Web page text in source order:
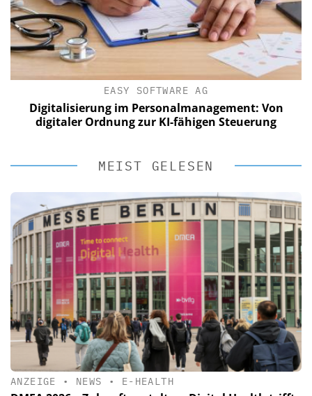
EASY SOFTWARE AG
Digitalisierung im Personalmanagement: Von
digitaler Ordnung zur KI-fähigen Steuerung
MEIST GELESEN
ANZEIGE • NEWS • E-HEALTH